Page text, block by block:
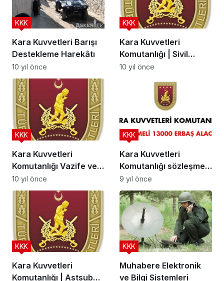
Kara Kuvvetleri Barışı
Destekleme Harekâtı
KKK
10 yıl önce
Kara Kuvvetleri
Komutanlığı | Sivil
Memur Temini
KKK
10 yıl önce
Kara Kuvvetleri
Komutanlığı Vazife ve
Tarihçesi
KKK
10 yıl önce
Kara Kuvvetleri
Komutanlığı sözleşmeli
13000 Erbaş alacak
KKK
9 yıl önce
Kara Kuvvetleri
Komutanlığı | Astsubay
KKK
Muhabere Elektronik
ve Bilgi Sistemleri
KKK